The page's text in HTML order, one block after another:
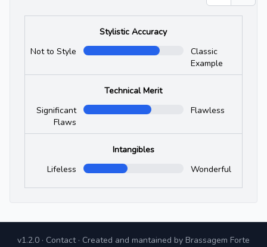
Stylistic Accuracy
Not to Style
Classic
Example
Technical Merit
Significant
Flaws
Flawless
Intangibles
Lifeless
Wonderful
v1.2.0 · Contact· Created and mantained by Brassagem Forte